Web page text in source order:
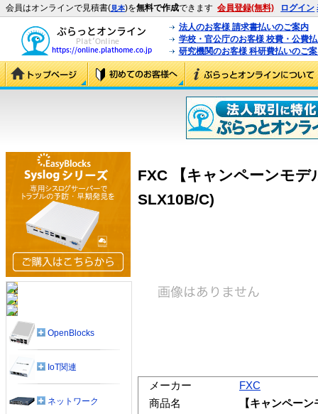
会員はオンラインで見積書(見本)を無料で作成できます 会員登録(無料) ログイン
法人のお客様 請求書払いのご案内
学校・官公庁のお客様 校費・公費
研究機関のお客様 科研費払いのご
FXC 【キャンペーンモデ
SLX10B/C)
メーカー
FXC
商品名
【キャンペー
OpenBlocks
IoT関連
ネットワーク